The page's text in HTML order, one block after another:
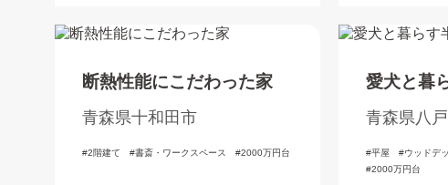
断熱性能にこだわった家
青森県十和田市
2階建て 書斎・ワークスペース 2000万円台
愛犬と暮
青森県八
平屋 ウッドデ
2000万円台